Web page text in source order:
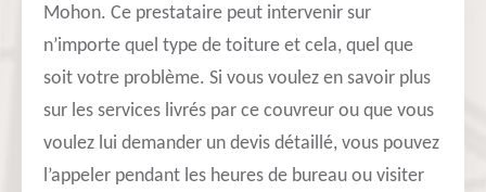
Mohon. Ce prestataire peut intervenir sur
n’importe quel type de toiture et cela, quel que
soit votre problème. Si vous voulez en savoir plus
sur les services livrés par ce couvreur ou que vous
voulez lui demander un devis détaillé, vous pouvez
l’appeler pendant les heures de bureau ou visiter